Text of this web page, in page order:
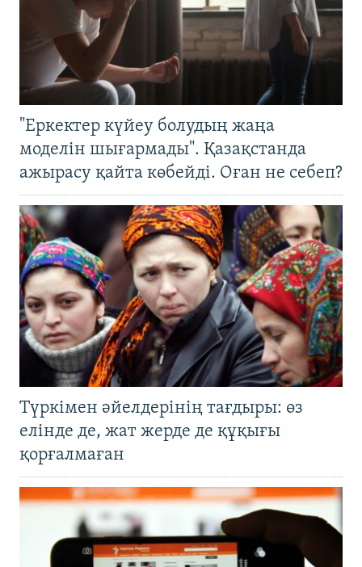
"Еркектер күйеу болудың жаңа
моделін шығармады". Қазақстанда
ажырасу қайта көбейді. Оған не себеп?
Түркімен әйелдерінің тағдыры: өз
елінде де, жат жерде де құқығы
қорғалмаған